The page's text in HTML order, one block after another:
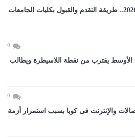
تنسيق الجامعات 2026.. طريقة التقدم والقبول بكليات الجامعات
0
يقترب من نقطة اللاسيطرة ويطالب
0
والإنترنت فى كوبا بسبب استمرار أزمة